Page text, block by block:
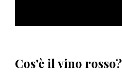
Cos'è il vino rosso?